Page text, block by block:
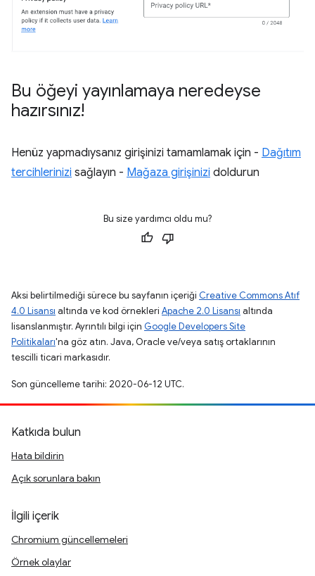
Bu öğeyi yayınlamaya neredeyse
hazırsınız!
Henüz yapmadıysanız girişinizi tamamlamak için - Dağıtım
tercihlerinizi sağlayın - Mağaza girişinizi doldurun
Bu size yardımcı oldu mu?
Aksi belirtilmediği sürece bu sayfanın içeriği Creative Commons Atıf
4.0 Lisansı altında ve kod örnekleri Apache 2.0 Lisansı altında
lisanslanmıştır. Ayrıntılı bilgi için Google Developers Site
Politikaları'na göz atın. Java, Oracle ve/veya satış ortaklarının
tescilli ticari markasıdır.
Son güncelleme tarihi: 2020-06-12 UTC.
Katkıda bulun
Hata bildirin
Açık sorunlara bakın
İlgili içerik
Chromium güncellemeleri
Örnek olaylar